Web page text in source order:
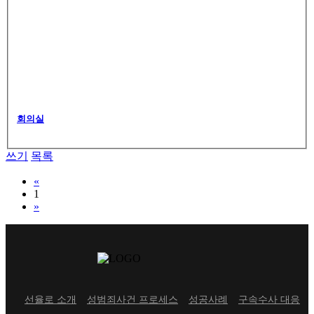
회의실
쓰기 목록
«
1
»
선율로 소개 성범죄사건 프로세스 성공사례 구속수사 대응